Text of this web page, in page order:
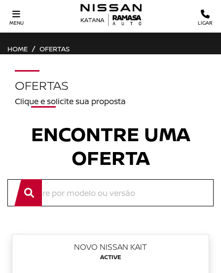
MENU LIGAR
HOME OFERTAS
OFERTAS
Clique e solicite sua proposta
ENCONTRE UMA
OFERTA
NOVO NISSAN KAIT
ACTIVE